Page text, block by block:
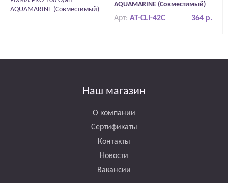
AQUAMARINE (Совместимый)
364 р.
Арт:AT-CLI-42C
Наш магазин
О компании
Сертификаты
Контакты
Новости
Вакансии